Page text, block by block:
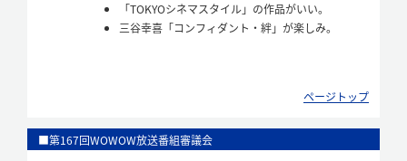
「TOKYOシネマスタイル」の作品がいい。
三谷幸喜「コンフィダント・絆」が楽しみ。
ページトップ
■第167回WOWOW放送番組審議会